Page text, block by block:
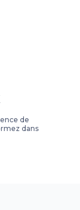
de
dans